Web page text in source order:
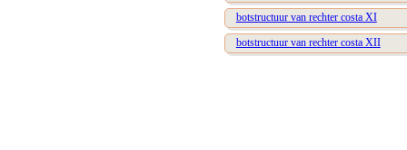
botstructuur van rechter costa XI
botstructuur van rechter costa XII